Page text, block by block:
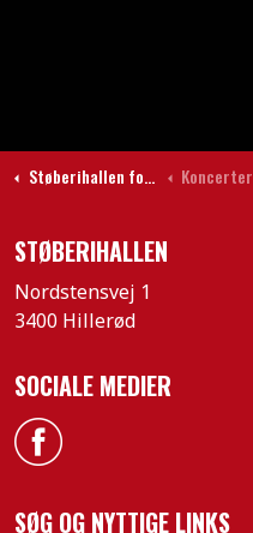
Støberihallen forside Koncerter
STØBERIHALLEN
Nordstensvej 1
3400 Hillerød
SOCIALE MEDIER
SØG OG NYTTIGE LINKS